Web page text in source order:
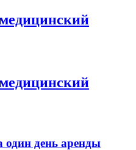
один день аренды